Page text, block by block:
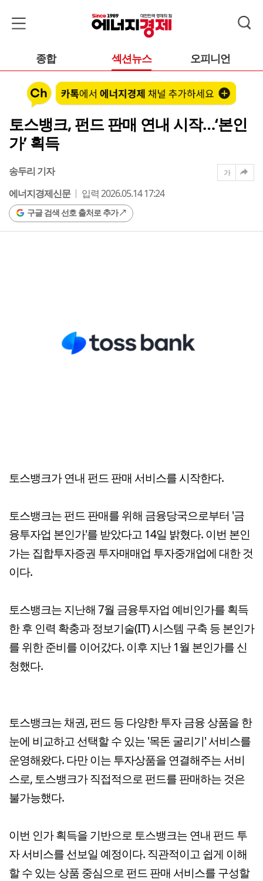
종합 섹션뉴스 오피니언
토스뱅크, 펀드 판매 연내 시작…‘본인
가’ 획득
송두리 기자
에너지경제신문
입력 2026.05.14 17:24
구글 검색 선호 출처로 추가
가
토스뱅크가 연내 펀드 판매 서비스를 시작한다.
토스뱅크는 펀드 판매를 위해 금융당국으로부터 '금
융투자업 본인가'를 받았다고 14일 밝혔다. 이번 본인
가는 집합투자증권 투자매매업 투자중개업에 대한 것
이다.
토스뱅크는 지난해 7월 금융투자업 예비인가를 획득
한 후 인력 확충과 정보기술(IT) 시스템 구축 등 본인가
를 위한 준비를 이어갔다. 이후 지난 1월 본인가를 신
청했다.
토스뱅크는 채권, 펀드 등 다양한 투자 금융 상품을 한
눈에 비교하고 선택할 수 있는 '목돈 굴리기' 서비스를
운영해왔다. 다만 이는 투자상품을 연결해주는 서비
스로, 토스뱅크가 직접적으로 펀드를 판매하는 것은
불가능했다.
이번 인가 획득을 기반으로 토스뱅크는 연내 펀드 투
자 서비스를 선보일 예정이다. 직관적이고 쉽게 이해
할 수 있는 상품 중심으로 펀드 판매 서비스를 구성할